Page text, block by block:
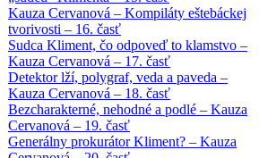
Kauza Cervanová – Kompiláty eštebáckej
tvorivosti – 16. časť
Sudca Kliment, čo odpoveď to klamstvo –
Kauza Cervanová – 17. časť
Detektor lží, polygraf, veda a paveda –
Kauza Cervanová – 18. časť
Bezcharakterné, nehodné a podlé – Kauza
Cervanová – 19. časť
Generálny prokurátor Kliment? – Kauza